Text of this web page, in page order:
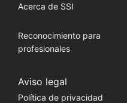
Acerca de SSI
Reconocimiento para
profesionales
Aviso legal
Política de privacidad